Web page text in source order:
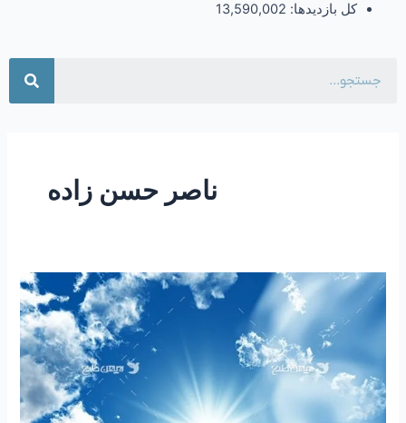
کل بازدیدها: 13,590,002
ناصر حسن زاده
۲۵۱
ساعتی
۹۹
“چهار
بطن